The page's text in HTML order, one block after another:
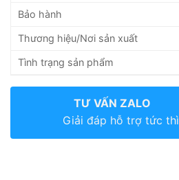
Bảo hành
Thương hiệu/Nơi sản xuất
Tình trạng sản phẩm
TƯ VẤN ZALO
Giải đáp hỗ trợ tức thì